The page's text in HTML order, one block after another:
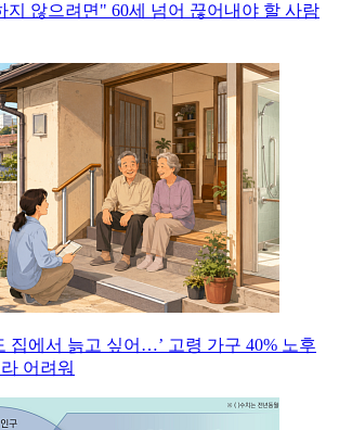
지 않으려면" 60세 넘어 끊어내야 할 사람
집에서 늙고 싶어…’ 고령 가구 40% 노후
어려워